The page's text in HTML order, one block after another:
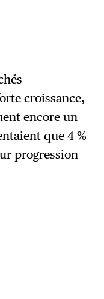
croissance,
encore un
que 4 %
progression